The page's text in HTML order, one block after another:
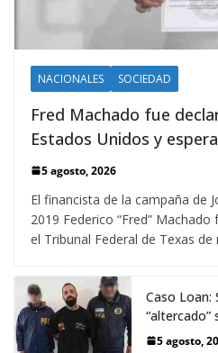
NACIONALES SOCIEDAD
Fred Machado fue
Estados Unidos y
5 agosto, 2026
El financista de la campaña de
2019 Federico “Fred”
el Tribunal Federal de Texas de
Caso Loan:
“altercado”
5 agosto,